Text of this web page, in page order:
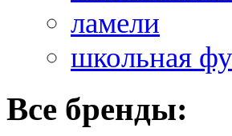
ламели
школьная
Все бренды: